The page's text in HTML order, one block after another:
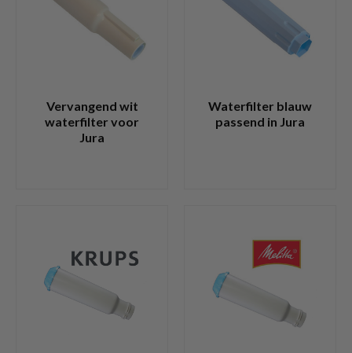
Vervangend wit
waterfilter voor
Jura
Waterfilter blauw
passend in Jura